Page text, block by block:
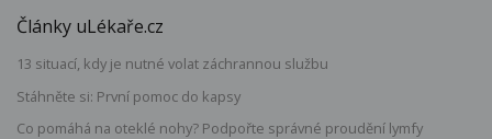
Články uLékaře.cz
13 situací, kdy je nutné volat záchrannou službu
Stáhněte si: První pomoc do kapsy
Co pomáhá na oteklé nohy? Podpořte správné proudění lymfy